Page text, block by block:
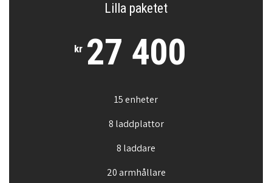
Lilla paketet
kr 27 400
15 enheter
8 laddplattor
8 laddare
20 armhållare